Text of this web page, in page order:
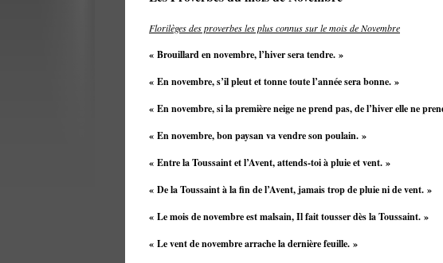
Florilèges des proverbes les plus connus sur le mois de Novembre
« Brouillard en novembre, l’hiver sera tendre. »
« En novembre, s’il pleut et tonne toute l’année sera bonne. »
« En novembre, si la première neige ne prend pas, de l’hiver elle ne
« En novembre, bon paysan va vendre son poulain. »
« Entre la Toussaint et l’Avent, attends-toi à pluie et vent. »
« De la Toussaint à la fin de l’Avent, jamais trop de pluie ni de vent. »
« Le mois de novembre est malsain, Il fait tousser dès la Toussaint. »
« Le vent de novembre arrache la dernière feuille. »